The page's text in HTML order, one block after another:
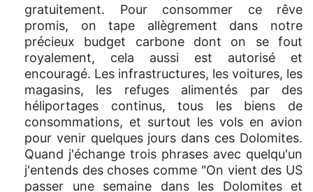
gratuitement. Pour consommer ce rêve
promis, on tape allègrement dans notre
précieux budget carbone dont on se fout
royalement, cela aussi est autorisé et
encouragé. Les infrastructures, les voitures, les
magasins, les refuges alimentés par des
héliportages continus, tous les biens de
consommations, et surtout les vols en avion
pour venir quelques jours dans ces Dolomites.
Quand j'échange trois phrases avec quelqu'un
j'entends des choses comme "On vient des US
passer une semaine dans les Dolomites et